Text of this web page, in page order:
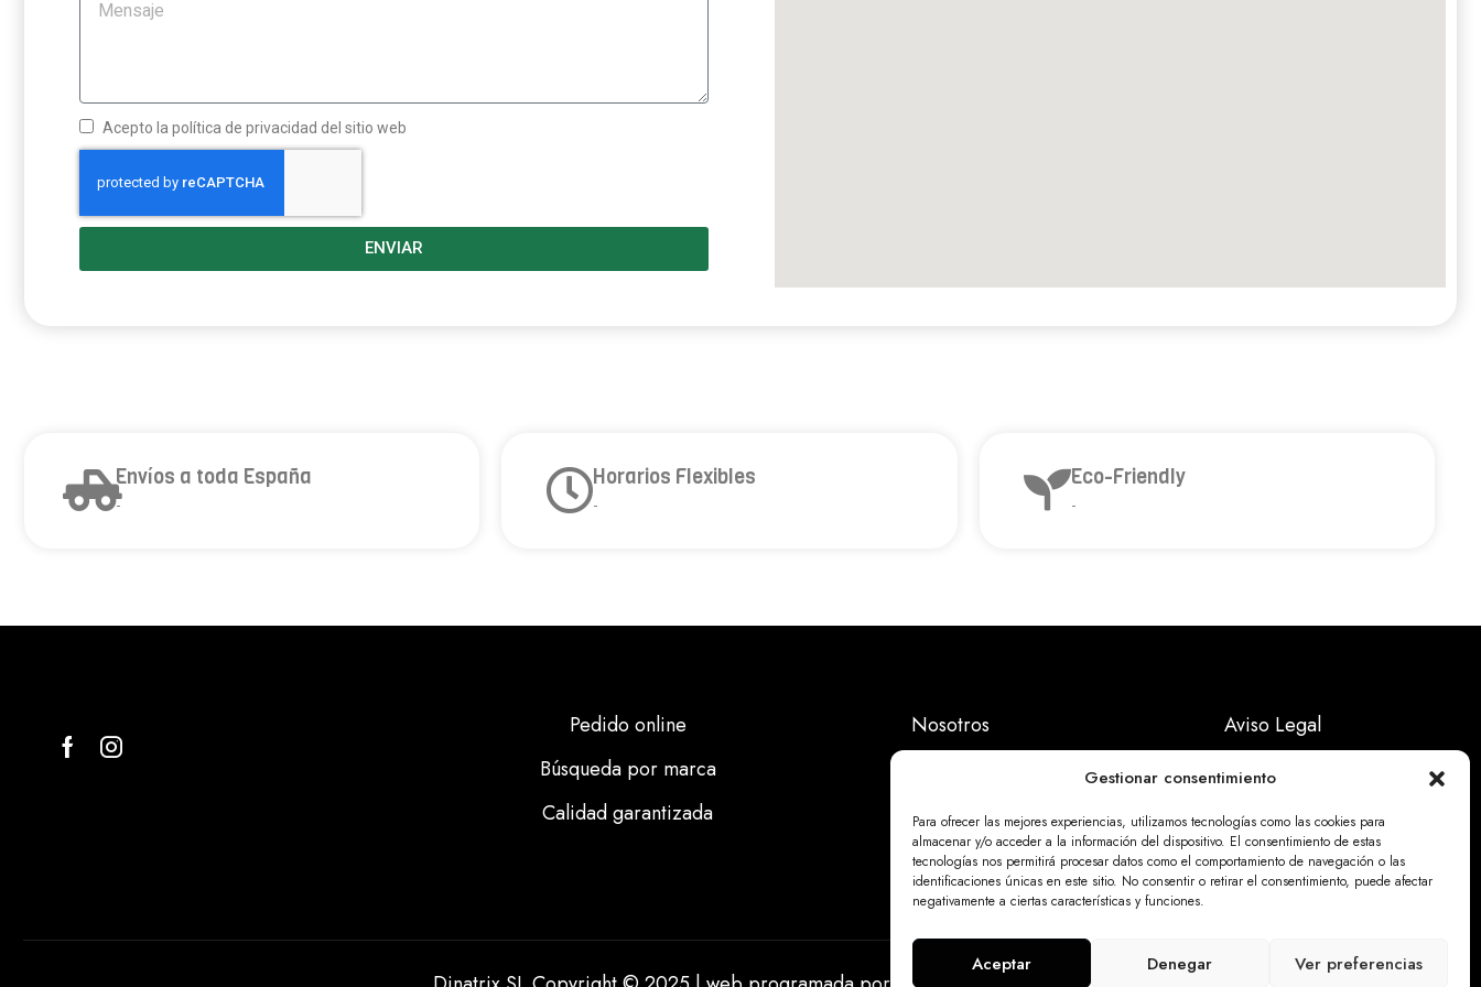
Gestionar consentimiento
Para ofrecer las mejores experiencias, utilizamos tecnologías como las cookies para
almacenar y/o acceder a la información del dispositivo. El consentimiento de estas
tecnologías nos permitirá procesar datos como el comportamiento de navegación o las
identificaciones únicas en este sitio. No consentir o retirar el consentimiento, puede afectar
negativamente a ciertas características y funciones.
Aceptar Denegar Ver preferencias
Acepto la política de privacidad del sitio web
ENVIAR
Envíos a toda España
-
Horarios Flexibles
-
Eco-Friendly
-
Pedido online
Búsqueda por marca
Calidad garantizada
Nosotros
Calidad
Noticias
Aviso Legal
Políticas Privacidad
Politicas Cookies